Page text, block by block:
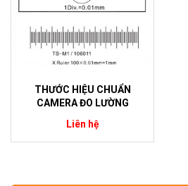
THƯỚC HIỆU CHUẨN
CAMERA ĐO LƯỜNG
Liên hệ